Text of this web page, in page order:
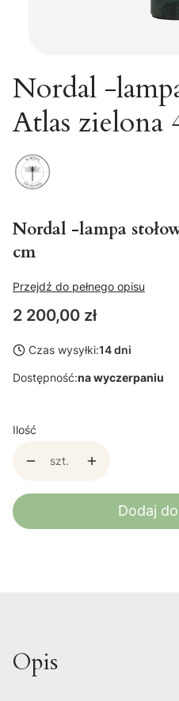
Nordal -
Atlas zielona
Nordal -lampa
cm
Przejdź do pełnego opisu
Cena
2 200,00 zł
Czas wysyłki:14 dni
Dostępność:na wyczerpaniu
Ilość
szt.
Dodaj
Opis